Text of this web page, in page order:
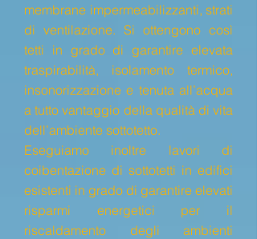
membrane impermeabilizzanti, strati
di ventilazione. Si ottengono così
tetti in grado di garantire elevata
traspirabilità, isolamento termico,
insonorizzazione e tenuta all’acqua
a tutto vantaggio della qualità di vita
dell’ambiente sottotetto.
Eseguiamo inoltre lavori di
coibentazione di sottotetti in edifici
esistenti in grado di garantire elevati
risparmi energetici per il
riscaldamento degli ambienti